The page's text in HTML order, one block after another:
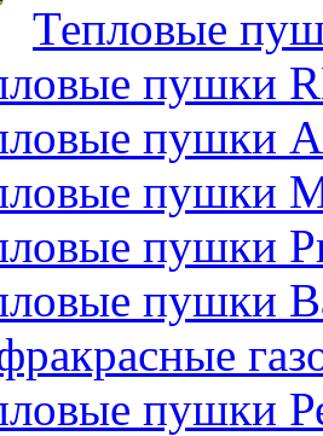
Тепловые
пушки
пушки
пушки
пушки
пушки
пушки